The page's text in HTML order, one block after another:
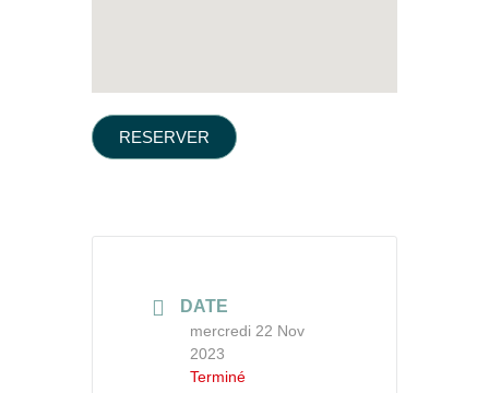
RESERVER
DATE
mercredi 22 Nov
2023
Terminé